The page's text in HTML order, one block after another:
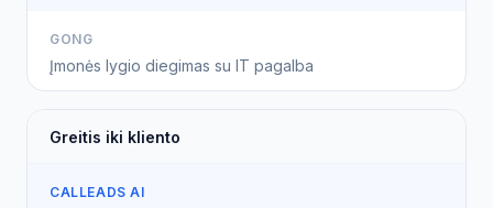
GONG
Įmonės lygio diegimas su IT pagalba
Greitis iki kliento
CALLEADS AI